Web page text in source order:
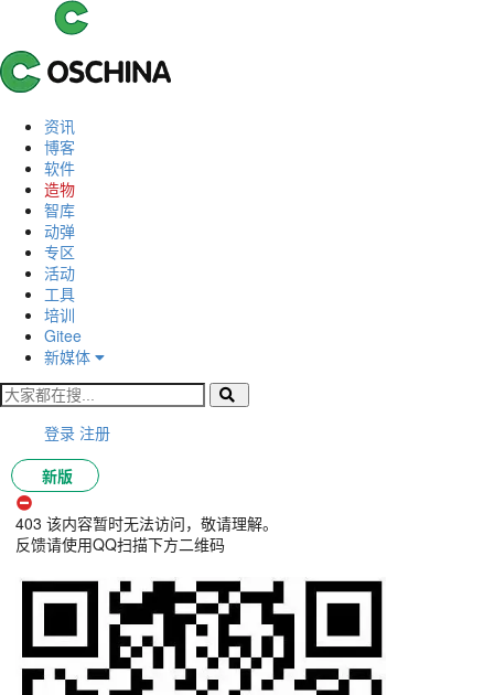
资讯
博客
软件
造物
智库
动弹
专区
活动
工具
培训
Gitee
新媒体
登录 注册
新版
403 该内容暂时无法访问，敬请理解。
反馈请使用QQ扫描下方二维码